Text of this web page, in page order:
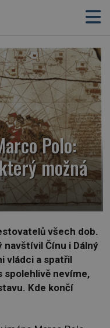
Polo:
možná
všech dob.
Čínu i Dálný
vládci a spatřil
spolehlivě nevíme,
Kde končí